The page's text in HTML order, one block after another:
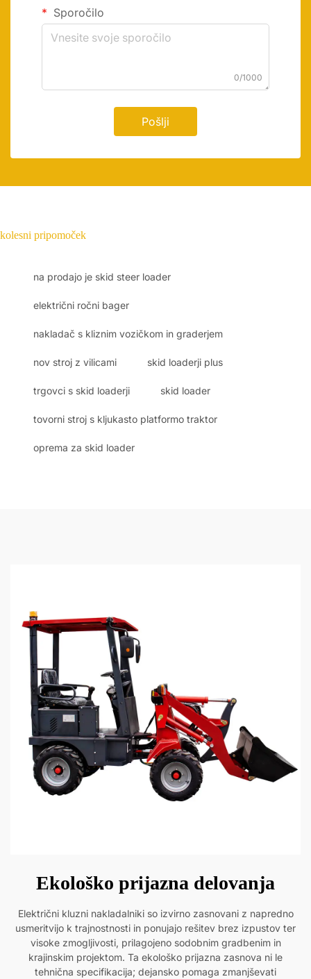
Sporočilo
0/1000
Pošlji
kolesni pripomoček
na prodajo je skid steer loader
električni ročni bager
nakladač s kliznim vozičkom in graderjem
nov stroj z vilicami skid loaderji plus
trgovci s skid loaderji skid loader
tovorni stroj s kljukasto platformo traktor
oprema za skid loader
Ekološko prijazna delovanja
Električni kluzni nakladalniki so izvirno zasnovani z napredno
usmeritvijo k trajnostnosti in ponujajo rešitev brez izpustov ter
visoke zmogljivosti, prilagojeno sodobnim gradbenim in
krajinskim projektom. Ta ekološko prijazna zasnova ni le
tehnična specifikacija; dejansko pomaga zmanjševati